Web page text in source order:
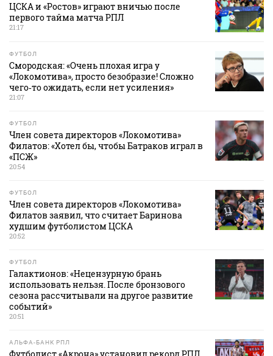
ЦСКА и «Ростов» играют вничью после
первого тайма матча РПЛ
21:17
ФУТБОЛ
Смородская: «Очень плохая игра у
«Локомотива», просто безобразие! Сложно
чего‑то ожидать, если нет усиления»
21:07
ФУТБОЛ
Член совета директоров «Локомотива»
Филатов: «Хотел бы, чтобы Батраков играл в
«ПСЖ»
20:54
ФУТБОЛ
Член совета директоров «Локомотива»
Филатов заявил, что считает Баринова
худшим футболистом ЦСКА
20:52
ФУТБОЛ
Галактионов: «Нецензурную брань
использовать нельзя. После бронзового
сезона рассчитывали на другое развитие
событий»
20:51
АЛЬФА-БАНК РПЛ